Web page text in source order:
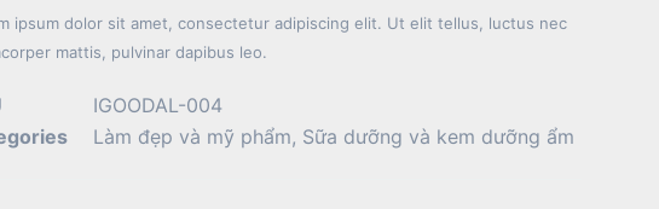
ipsum dolor sit amet, consectetur adipiscing elit. Ut elit tellus, luctus nec
mattis, pulvinar dapibus leo.
IGOODAL-004
Làm đẹp và mỹ phẩm, Sữa dưỡng và kem dưỡng ẩm